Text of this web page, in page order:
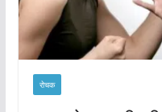
रोचक